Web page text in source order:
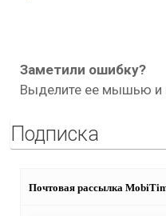
Заметили ошибку?
Выделите ее мышью и
Подписка
Почтовая рассылка